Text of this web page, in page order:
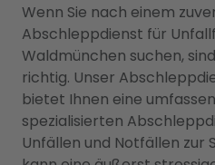
Wenn Sie nach einem
Abschleppdienst für
Waldmünchen suchen,
richtig. Unser
bietet Ihnen eine
spezialisierten
Unfällen und Notfällen zur